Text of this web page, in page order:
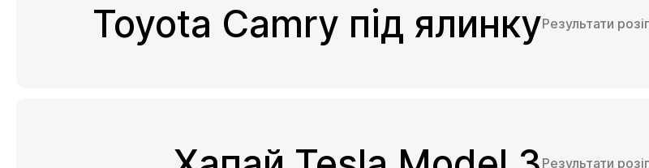
Toyota Camry під ялинкуРезультати
Результати